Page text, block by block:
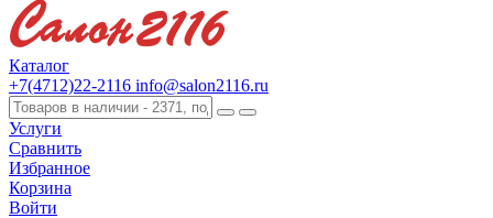
Каталог
+7(4712)22-2116 info@salon2116.ru
Услуги
Сравнить
Избранное
Корзина
Войти